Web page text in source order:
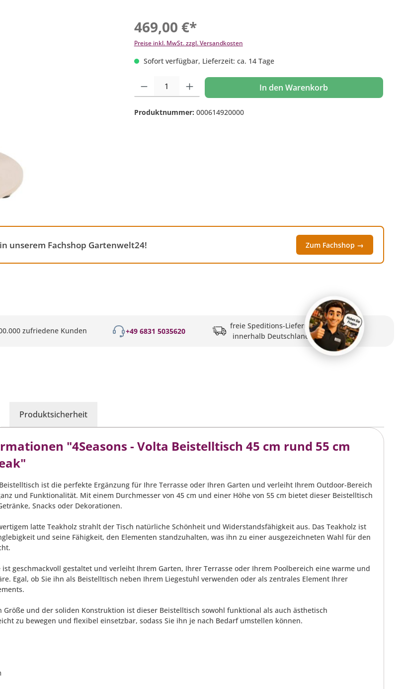
469,00 €*
Preise inkl. MwSt. zzgl. Versandkosten
Sofort verfügbar, Lieferzeit: ca. 14 Tage
Produkt Anzahl: Gib den gewünschten Wert ein oder benutze die Schaltflächen um die
In den Warenkorb
Produktnummer: 000614920000
unserem Fachshop Gartenwelt24! Zum Fachshop →
zufriedene Kunden +49 6831 5035620
freie Speditions-Lieferung
innerhalb Deutschlands
Produktsicherheit
"4Seasons - Volta Beistelltisch 45 cm rund 55 cm
ist die perfekte Ergänzung für Ihre Terrasse oder Ihren Garten und verleiht Ihrem Outdoor-Bereich
und Funktionalität. Mit einem Durchmesser von 45 cm und einer Höhe von 55 cm bietet dieser Beistelltisch
Snacks oder Dekorationen.
latte Teakholz strahlt der Tisch natürliche Schönheit und Widerstandsfähigkeit aus. Das Teakholz ist
und seine Fähigkeit, den Elementen standzuhalten, was ihn zu einer ausgezeichneten Wahl für den
geschmackvoll gestaltet und verleiht Ihrem Garten, Ihrer Terrasse oder Ihrem Poolbereich eine warme und
Egal, ob Sie ihn als Beistelltisch neben Ihrem Liegestuhl verwenden oder als zentrales Element Ihrer
Größe und der soliden Konstruktion ist dieser Beistelltisch sowohl funktional als auch ästhetisch
zu bewegen und flexibel einsetzbar, sodass Sie ihn je nach Bedarf umstellen können.